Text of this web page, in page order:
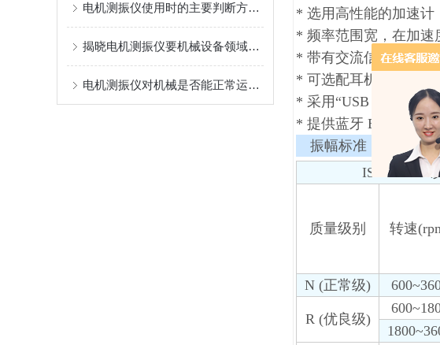
电机测振仪使用时的主要判断方法说明
揭晓电机测振仪要机械设备领域的相关应用
电机测振仪对机械是否能正常运行相当重要
* 选用高性能的加速计
* 频率范围宽，在加速
* 带有交流信号输出，
* 可选配耳机用。
* 采用“USB 数据线输
* 提供蓝牙 Bluetooth
振幅标准
ISO/IS2373
质量级别 转速
N (正常级)
R (优良级)